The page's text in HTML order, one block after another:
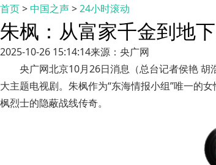
首页>中国之声>24小时滚动
朱枫：从富家千金到地
2025-10-26 15:14:14来源：央广网
央广网北京10月26日消息（总台记者侯艳
大主题电视剧。朱枫作为“东海情报小组”唯一的
枫烈士的隐蔽战线传奇。